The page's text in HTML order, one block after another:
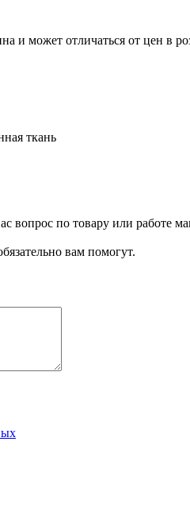
и может отличаться от цен в
ткань
вопрос по товару или работе
вам помогут.